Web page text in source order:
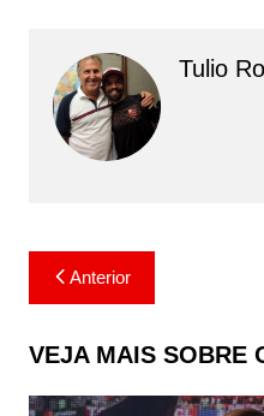
Tulio
Navegação
de
Post
Anterior
VEJA MAIS SOBRE